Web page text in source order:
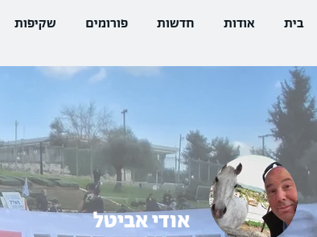
בית אודות חדשות פורומים שקיפות
אודי אביטל